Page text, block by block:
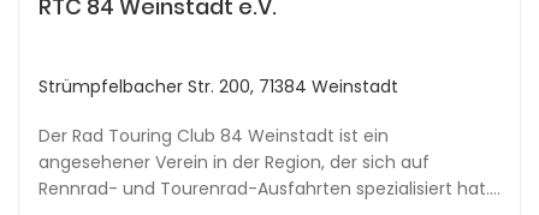
RTC 84 Weinstadt e.V.
Strümpfelbacher Str. 200, 71384 Weinstadt
Der Rad Touring Club 84 Weinstadt ist ein
angesehener Verein in der Region, der sich auf
Rennrad- und Tourenrad-Ausfahrten spezialisiert hat.